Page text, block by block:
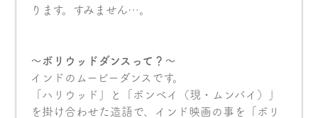
ります。すみません…。
〜ボリウッドダンスって？〜
インドのムービーダンスです。
「ハリウッド」と「ボンベイ（現・ムンバイ）」
を掛け合わせた造語で、インド映画の事を「ボリ